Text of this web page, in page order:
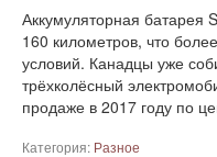
Аккумуляторная батарея
160 километров, что
условий. Канадцы уже
трёхколёсный
продаже в 2017 году по
Категория: Разное